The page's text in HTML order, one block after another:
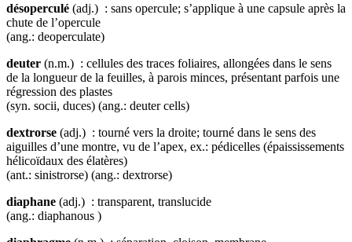
désoperculé (adj.) : sans opercule; s’applique à une capsule après la
chute de l’opercule
(ang.: deoperculate)
deuter (n.m.) : cellules des traces foliaires, allongées dans le sens
de la longueur de la feuilles, à parois minces, présentant parfois une
régression des plastes
(syn. socii, duces) (ang.: deuter cells)
dextrorse (adj.) : tourné vers la droite; tourné dans le sens des
aiguilles d’une montre, vu de l’apex, ex.: pédicelles (épaississements
hélicoïdaux des élatères)
(ant.: sinistrorse) (ang.: dextrorse)
diaphane (adj.) : transparent, translucide
(ang.: diaphanous )